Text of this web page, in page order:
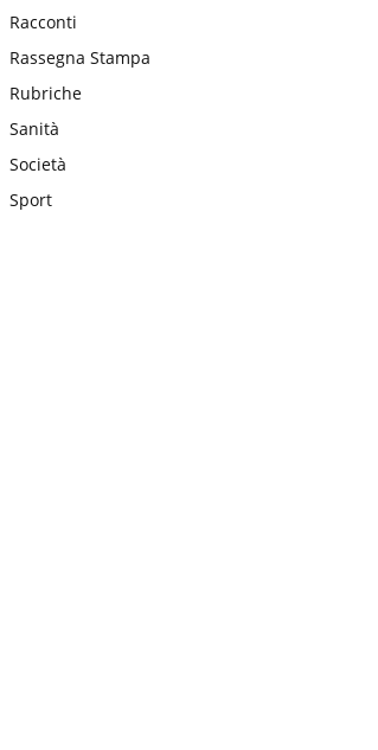
Racconti
Rassegna Stampa
Rubriche
Sanità
Società
Sport